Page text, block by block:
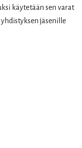
käytetään sen varat
jäsenille